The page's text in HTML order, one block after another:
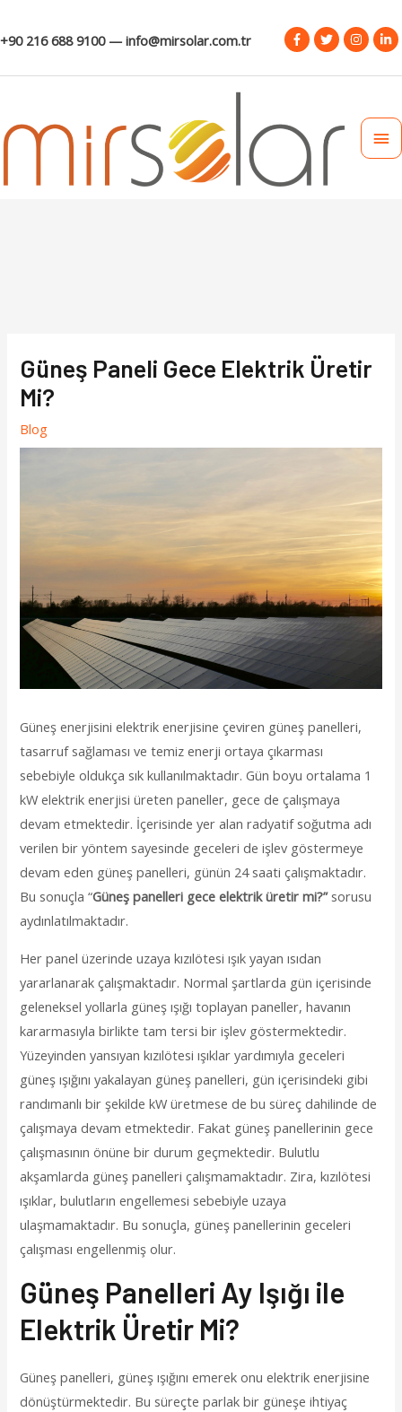
+90 216 688 9100 — info@mirsolar.com.tr
Güneş Paneli Gece Elektrik Üretir
Mi?
Blog
Güneş enerjisini elektrik enerjisine çeviren güneş panelleri,
tasarruf sağlaması ve temiz enerji ortaya çıkarması
sebebiyle oldukça sık kullanılmaktadır. Gün boyu ortalama 1
kW elektrik enerjisi üreten paneller, gece de çalışmaya
devam etmektedir. İçerisinde yer alan radyatif soğutma adı
verilen bir yöntem sayesinde geceleri de işlev göstermeye
devam eden güneş panelleri, günün 24 saati çalışmaktadır.
Bu sonuçla “Güneş panelleri gece elektrik üretir mi?” sorusu
aydınlatılmaktadır.
Her panel üzerinde uzaya kızılötesi ışık yayan ısıdan
yararlanarak çalışmaktadır. Normal şartlarda gün içerisinde
geleneksel yollarla güneş ışığı toplayan paneller, havanın
kararmasıyla birlikte tam tersi bir işlev göstermektedir.
Yüzeyinden yansıyan kızılötesi ışıklar yardımıyla geceleri
güneş ışığını yakalayan güneş panelleri, gün içerisindeki gibi
randımanlı bir şekilde kW üretmese de bu süreç dahilinde de
çalışmaya devam etmektedir. Fakat güneş panellerinin gece
çalışmasının önüne bir durum geçmektedir. Bulutlu
akşamlarda güneş panelleri çalışmamaktadır. Zira, kızılötesi
ışıklar, bulutların engellemesi sebebiyle uzaya
ulaşmamaktadır. Bu sonuçla, güneş panellerinin geceleri
çalışması engellenmiş olur.
Güneş Panelleri Ay Işığı ile
Elektrik Üretir Mi?
Güneş panelleri, güneş ışığını emerek onu elektrik enerjisine
dönüştürmektedir. Bu süreçte parlak bir güneşe ihtiyaç